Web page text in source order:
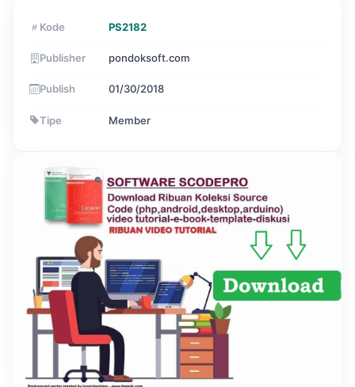
Kode PS2182
Publisher pondoksoft.com
Publish 01/30/2018
Tipe Member